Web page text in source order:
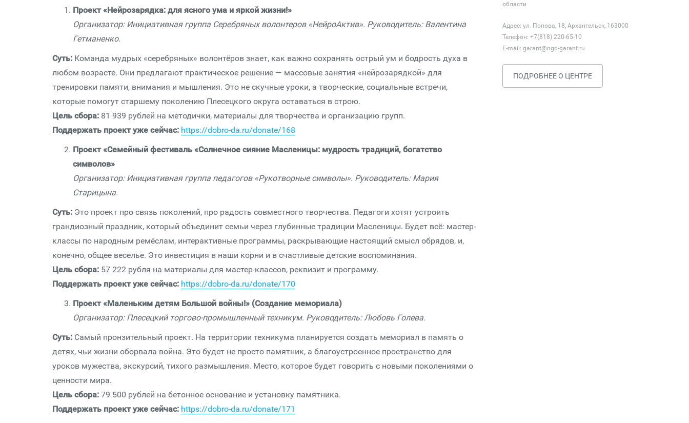
Проект «Нейрозарядка: для ясного ума и яркой жизни!»
Организатор: Инициативная группа Серебряных волонтеров «НейроАктив». Руководитель: Валентина
Гетманенко.
Суть: Команда мудрых «серебряных» волонтёров знает, как важно сохранять острый ум и бодрость духа в
любом возрасте. Они предлагают практическое решение — массовые занятия «нейрозарядкой» для
тренировки памяти, внимания и мышления. Это не скучные уроки, а творческие, социальные встречи,
которые помогут старшему поколению Плесецкого округа оставаться в строю.
Цель сбора: 81 939 рублей на методички, материалы для творчества и организацию групп.
Поддержать проект уже сейчас: https://dobro-da.ru/donate/168
Проект «Семейный фестиваль «Солнечное сияние Масленицы: мудрость традиций, богатство
символов»
Организатор: Инициативная группа педагогов «Рукотворные символы». Руководитель: Мария
Старицына.
Суть: Это проект про связь поколений, про радость совместного творчества. Педагоги хотят устроить
грандиозный праздник, который объединит семьи через глубинные традиции Масленицы. Будет всё: мастер-
классы по народным ремёслам, интерактивные программы, раскрывающие настоящий смысл обрядов, и,
конечно, общее веселье. Это инвестиция в наши корни и в счастливые детские воспоминания.
Цель сбора: 57 222 рубля на материалы для мастер-классов, реквизит и программу.
Поддержать проект уже сейчас: https://dobro-da.ru/donate/170
Проект «Маленьким детям Большой войны!» (Создание мемориала)
Организатор: Плесецкий торгово-промышленный техникум. Руководитель: Любовь Голева.
Суть: Самый пронзительный проект. На территории техникума планируется создать мемориал в память о
детях, чьи жизни оборвала война. Это будет не просто памятник, а благоустроенное пространство для
уроков мужества, экскурсий, тихого размышления. Место, которое будет говорить с новыми поколениями о
ценности мира.
Цель сбора: 79 500 рублей на бетонное основание и установку памятника.
Поддержать проект уже сейчас: https://dobro-da.ru/donate/171
области
Адрес: ул. Попова, 18, Архангельск, 163000
Телефон: +7(818) 220-65-10
E-mail: garant@ngo-garant.ru
ПОДРОБНЕЕ О ЦЕНТРЕ